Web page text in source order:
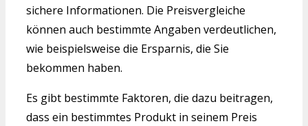
sichere Informationen. Die Preisvergleiche
können auch bestimmte Angaben verdeutlichen,
wie beispielsweise die Ersparnis, die Sie
bekommen haben.
Es gibt bestimmte Faktoren, die dazu beitragen,
dass ein bestimmtes Produkt in seinem Preis